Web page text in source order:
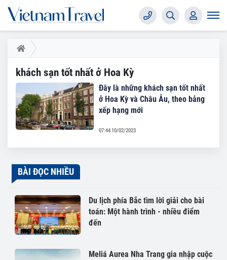
khách sạn tốt nhất ở Hoa Kỳ
Đây là những khách sạn tốt nhất
ở Hoa Kỳ và Châu Âu, theo bảng
xếp hạng mới
07:44 10/02/2023
BÀI ĐỌC NHIỀU
Du lịch phía Bắc tìm lời giải cho bài
toán: Một hành trình - nhiều điểm
đến
Meliá Aurea Nha Trang gia nhập cuộc